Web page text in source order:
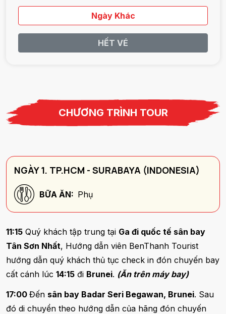
Ngày Khác
HẾT VÉ
CHƯƠNG TRÌNH TOUR
NGÀY 1. TP.HCM - SURABAYA (INDONESIA)
BỮA ĂN: Phụ
11:15 Quý khách tập trung tại Ga đi quốc tế sân bay
Tân Sơn Nhất, Hướng dẫn viên BenThanh Tourist
hướng dẫn quý khách thủ tục check in đón chuyến bay
cất cánh lúc 14:15 đi Brunei. (Ăn trên máy bay)
17:00 Đến sân bay Badar Seri Begawan, Brunei. Sau
đó di chuyển theo hướng dẫn của hãng đón chuyến